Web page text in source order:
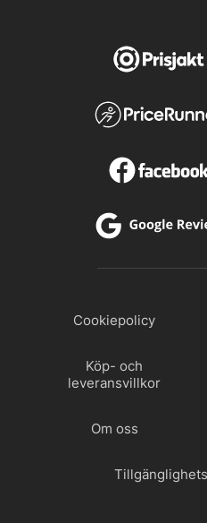
Cookiepolicy
Köp- och
leveransvillkor
Om oss